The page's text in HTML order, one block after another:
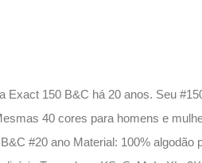
150 B&C há 20 anos. Seu
40 cores para homens e
#20 ano Material: 100% algodão